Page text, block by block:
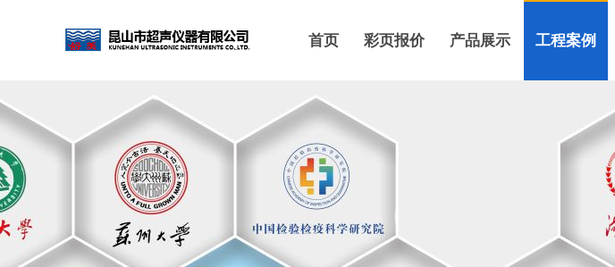
首页 彩页报价 产品展示 工程案例